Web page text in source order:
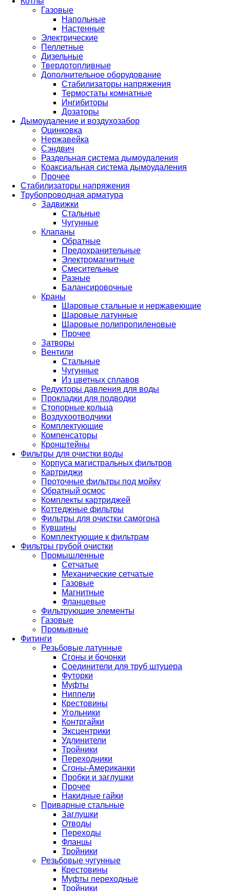
Газовые
Напольные
Настенные
Электрические
Пеллетные
Дизельные
Твердотопливные
Дополнительное оборудование
Стабилизаторы напряжения
Термостаты комнатные
Ингибиторы
Дозаторы
Дымоудаление и воздухозабор
Оцинковка
Нержавейка
Сэндвич
Раздельная система дымоудаления
Коаксиальная система дымоудаления
Прочее
Стабилизаторы напряжения
Трубопроводная арматура
Задвижки
Стальные
Чугунные
Клапаны
Обратные
Предохранительные
Электромагнитные
Смесительные
Разные
Балансировочные
Краны
Шаровые стальные и нержавеющие
Шаровые латунные
Шаровые полипропиленовые
Прочее
Затворы
Вентили
Стальные
Чугунные
Из цветных сплавов
Редукторы давления для воды
Прокладки для подводки
Стопорные кольца
Воздухоотводчики
Комплектующие
Компенсаторы
Кронштейны
Фильтры для очистки воды
Корпуса магистральных фильтров
Картриджи
Проточные фильтры под мойку
Обратный осмос
Комплекты картриджей
Коттеджные фильтры
Фильтры для очистки самогона
Кувшины
Комплектующие к фильтрам
Фильтры грубой очистки
Промышленные
Сетчатые
Механические сетчатые
Газовые
Магнитные
Фланцевые
Фильтрующие элементы
Газовые
Промывные
Фитинги
Резьбовые латунные
Сгоны и бочонки
Соединители для труб штуцера
Футорки
Муфты
Ниппели
Крестовины
Угольники
Контргайки
Эксцентрики
Удлинители
Тройники
Переходники
Сгоны-Американки
Пробки и заглушки
Прочее
Накидные гайки
Приварные стальные
Заглушки
Отводы
Переходы
Фланцы
Тройники
Резьбовые чугунные
Крестовины
Муфты переходные
Тройники